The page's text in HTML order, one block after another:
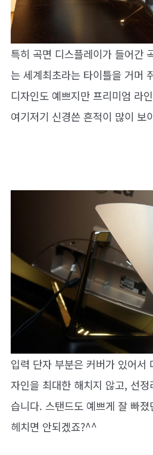
특히 곡면 디스플레이가 들어간
는 세계최초라는 타이틀을 거머
디자인도 예쁘지만 프리미엄 라
여기저기 신경쓴 흔적이 많이 보
입력 단자 부분은 커버가 있어서
자인을 최대한 해치지 않고, 선
습니다. 스탠드도 예쁘게 잘 빠
헤치면 안되겠죠?^^